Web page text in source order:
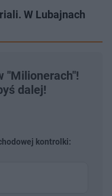
W Lubajnach
"Milionerach"!
dalej!
kontrolki: